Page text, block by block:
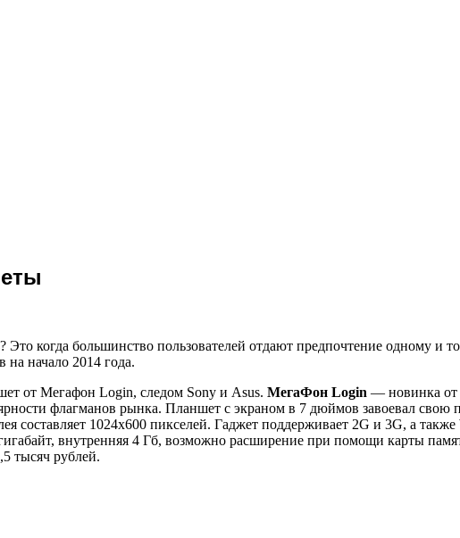
Это когда большинство пользователей отдают предпочтение одному и
начало 2014 года.
от Мегафон Login, следом Sony и Asus. МегаФон Login — новинка от
флагманов рынка. Планшет с экраном в 7 дюймов завоевал свою
составляет 1024х600 пикселей. Гаджет поддерживает 2G и 3G, а
внутренняя 4 Гб, возможно расширение при помощи карты
тысяч рублей.